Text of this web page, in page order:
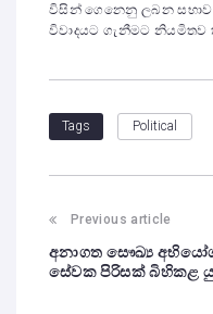
විසින් ගෙනෙනු ලබන
විවාදයට ගැනීමට නියමිතව
Tags Political
Previous article
අනාගත සෞඛ්‍ය
සේවක පිරිසක් බිහිකළ